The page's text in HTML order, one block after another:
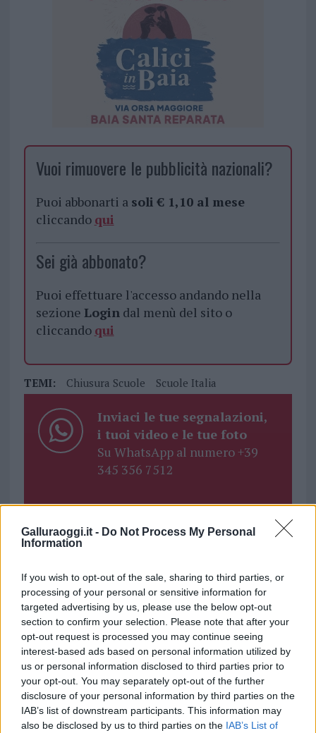
Galluraoggi.it - Do Not Process My Personal
Information
If you wish to opt-out of the sale, sharing to third parties, or
processing of your personal or sensitive information for
targeted advertising by us, please use the below opt-out
section to confirm your selection. Please note that after your
opt-out request is processed you may continue seeing
interest-based ads based on personal information utilized by
us or personal information disclosed to third parties prior to
your opt-out. You may separately opt-out of the further
disclosure of your personal information by third parties on the
IAB’s list of downstream participants. This information may
also be disclosed by us to third parties on the IAB’s List of
Vuoi rimuovere le pubblicità nazionali?
Puoi abbonarti a soli € 1,10 al mese
cliccando qui
Sei già abbonato?
Puoi effettuare l'accesso andando nella
sezione Logindal menù del sito o
cliccando qui
TEMI: Chiusura Scuole Scuole Italia
Inviaci le tue segnalazioni,
i tuoi video e le tue foto
Su WhatsApp al numero +39
345 356 7512
Notizie in tempo reale?
GalluraOggi.it
Ricevi le nostre ultime news
daGoogle News